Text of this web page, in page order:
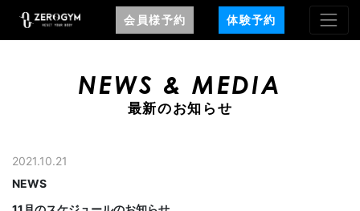
会員様予約
体験予約
NEWS & MEDIA
最新のお知らせ
2021.10.21
NEWS